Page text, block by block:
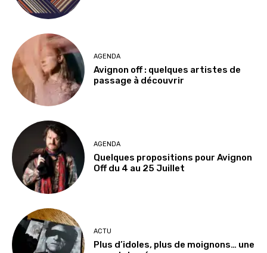
AGENDA
Avignon off : quelques artistes de
passage à découvrir
AGENDA
Quelques propositions pour Avignon
Off du 4 au 25 Juillet
ACTU
Plus d’idoles, plus de moignons… une